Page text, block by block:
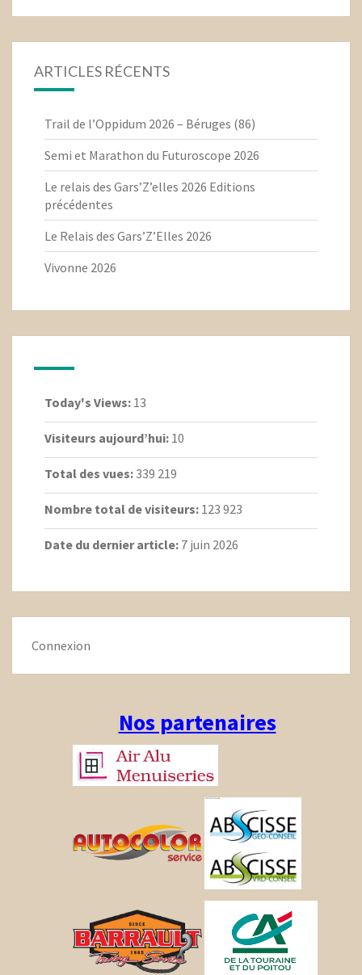
ARTICLES RÉCENTS
Trail de l’Oppidum 2026 – Béruges (86)
Semi et Marathon du Futuroscope 2026
Le relais des Gars’Z’elles 2026 Editions
précédentes
Le Relais des Gars’Z’Elles 2026
Vivonne 2026
Today's Views: 13
Visiteurs aujourd’hui: 10
Total des vues: 339 219
Nombre total de visiteurs: 123 923
Date du dernier article: 7 juin 2026
Connexion
Nos partenaires